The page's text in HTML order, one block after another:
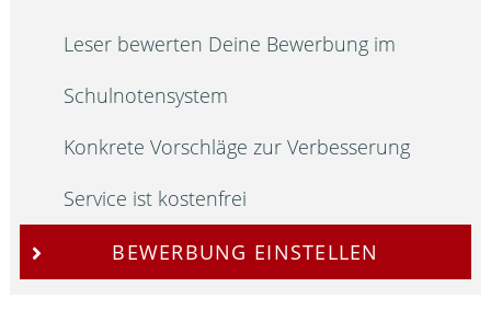
Leser bewerten Deine Bewerbung im
Schulnotensystem
Konkrete Vorschläge zur Verbesserung
Service ist kostenfrei
BEWERBUNG EINSTELLEN